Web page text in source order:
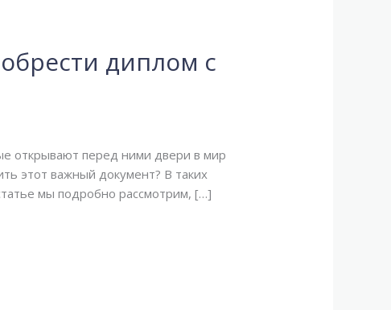
диплом с
открывают перед ними двери в мир
этот важный документ? В таких
мы подробно рассмотрим, […]